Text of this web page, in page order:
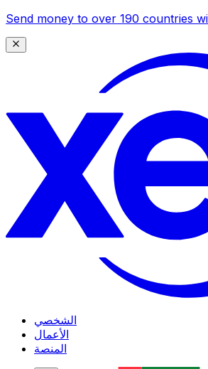
Send money to over 190 countries
الشخصي
الأعمال
المنصة